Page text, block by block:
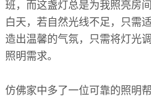
班，而这盏灯总是为我照亮房
白天，若自然光线不足，只需
造出温馨的气氛，只需将灯光
照明需求。
仿佛家中多了一位可靠的照明